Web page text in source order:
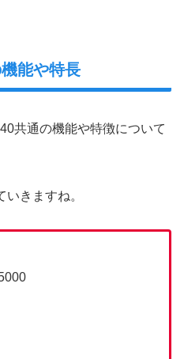
能や特長
共通の機能や特徴について
きますね。